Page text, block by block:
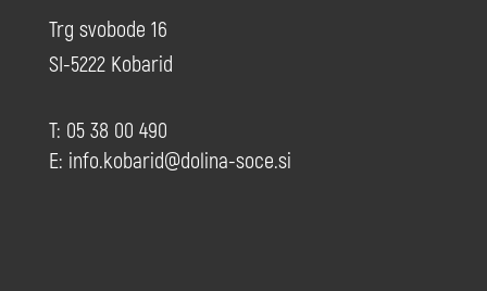
Trg svobode 16
SI-5222 Kobarid
T: 05 38 00 490
E: info.kobarid@dolina-soce.si